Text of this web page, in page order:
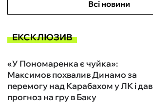
Всі новини
ЕКСКЛЮЗИВ
«У Пономаренка є чуйка»:
Максимов похвалив Динамо за
перемогу над Карабахом у ЛК і дав
прогноз на гру в Баку